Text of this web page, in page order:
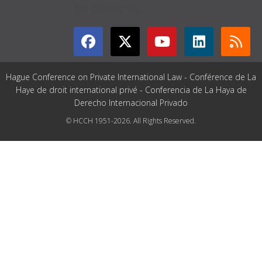
Hague Conference on Private International Law - Conférence de La
Haye de droit international privé - Conferencia de La Haya de
Derecho Internacional Privado
© HCCH 1951-2026. All Rights Reserved.